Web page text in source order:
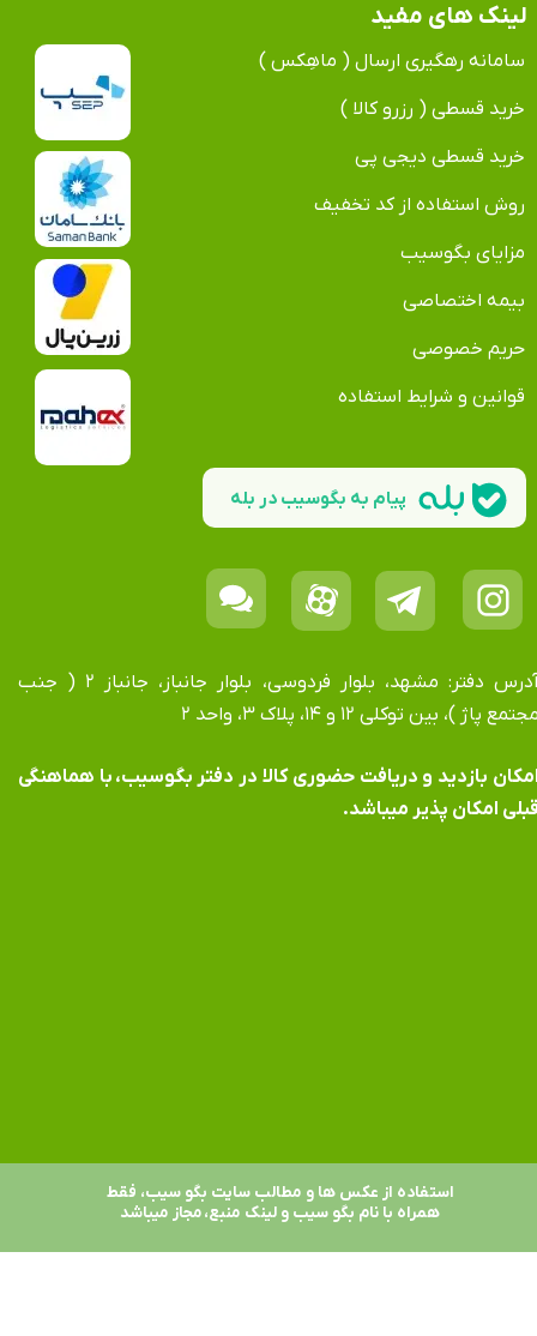
لینک های مفید
سامانه رهگیری ارسال ( ماهِکس )
خرید قسطی ( رزرو کالا )
خرید قسطی دیجی پی
روش استفاده از کد تخفیف
مزایای بگوسیب
بیمه اختصاصی
حریم خصوصی
قوانین و شرایط استفاده
آدرس دفتر: مشهد، بلوار فردوسی، بلوار جانباز، جانباز ۲ ( جنب
پاژ )، بین توکلی ۱۲ و ۱۴، پلاک ۳، واحد ۲
بازدید و دریافت حضوری کالا در دفتر بگوسیب، با هماهنگی
امکان پذیر میباشد.
پیام به بگوسیب در بله
استفاده از عکس ها و مطالب سایت بگو سیب، فقط
همراه با نام بگو سیب و لینک منبع، مجاز میباشد